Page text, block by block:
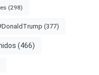
(298)
(377)
(466)